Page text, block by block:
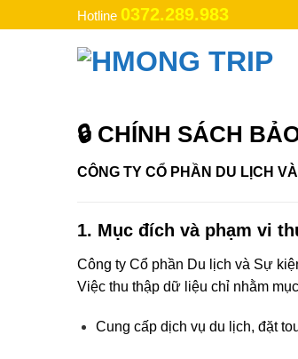
qua
Hotline 0372.289.983
🔒 CHÍNH SÁCH
CÔNG TY CỔ PHẦN DU LỊCH
1. Mục đích và phạm vi
Công ty Cổ phần Du lịch và Sự
Việc thu thập dữ liệu chỉ nhằm
Cung cấp dịch vụ du lịch, đặt